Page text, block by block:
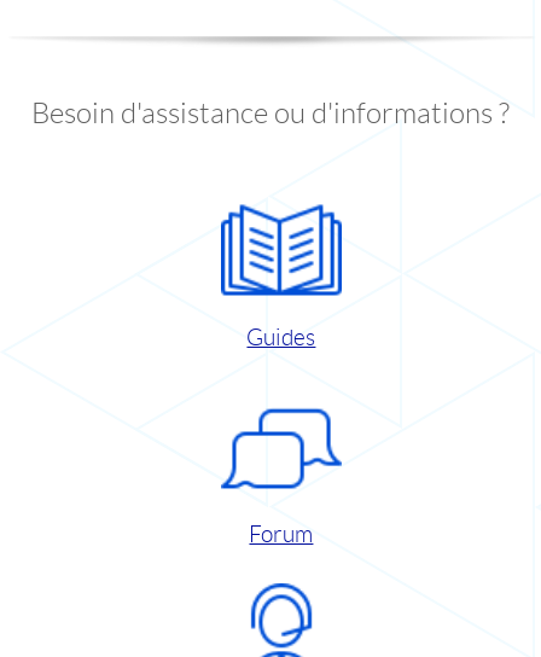
Besoin d'assistance ou d'informations ?
Guides
Forum